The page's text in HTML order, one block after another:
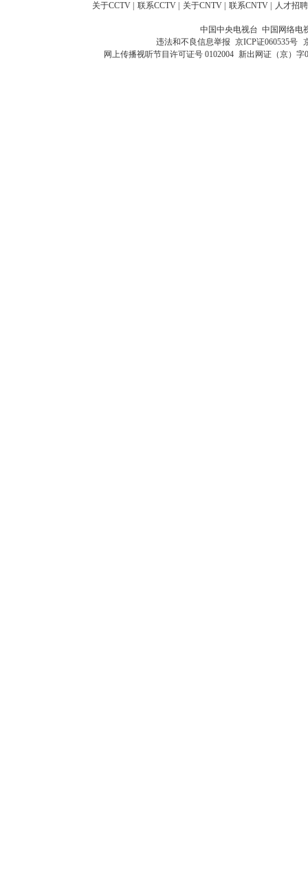
关于CCTV 联系CCTV 关于CNTV 联系CNTV 人才招聘
中国中央电视台 中国网络电
违法和不良信息举报 京ICP证060535号
网上传播视听节目许可证号 0102004 新出网证（京）